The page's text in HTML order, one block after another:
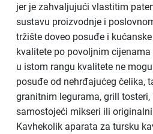
jer je zahvaljujući vlastitim
sustavu proizvodnje i
tržište doveo posuđe i
kvalitete po povoljnim
u istom rangu kvalitete ne
posuđe od nehrđajućeg čelika,
granitnim legurama, grill tosteri,
samostojeći mikseri ili
Kavhekolik aparata za tursku